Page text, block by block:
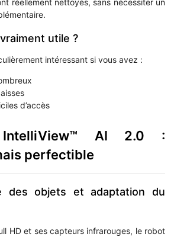
réellement nettoyés, sans nécessiter un
utile ?
intéressant si vous avez :
d’accès
IntelliView™ AI 2.0 :
perfectible
des objets et adaptation du
HD et ses capteurs infrarouges, le robot